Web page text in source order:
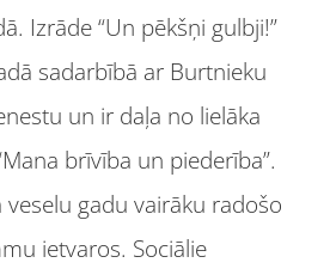
Izrāde “Un pēkšņi gulbji!”
sadarbībā ar Burtnieku
un ir daļa no lielāka
brīvība un piederība”.
gadu vairāku radošo
ietvaros. Sociālie